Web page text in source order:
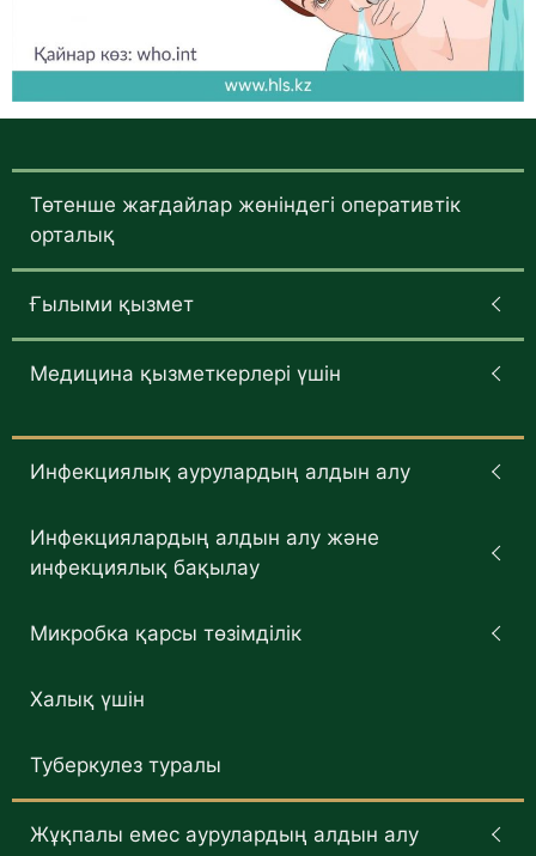
Төтенше жағдайлар жөніндегі оперативтік
орталық
Ғылыми қызмет
Медицина қызметкерлері үшін
Инфекциялық аурулардың алдын алу
Инфекциялардың алдын алу және
инфекциялық бақылау
Микробка қарсы төзімділік
Халық үшін
Туберкулез туралы
Жұқпалы емес аурулардың алдын алу